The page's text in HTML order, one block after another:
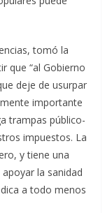
tomó la
que “al Gobierno
deje de usurpar
importante
trampas público-
impuestos. La
y tiene una
la sanidad
a todo menos